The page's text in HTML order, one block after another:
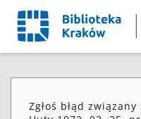
Zgłoś błąd